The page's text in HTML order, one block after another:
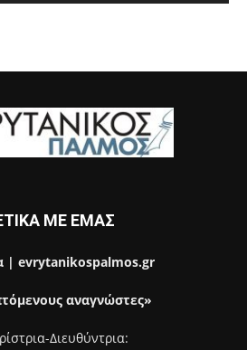
ΜΕ ΕΜΑΣ
| evrytanikospalmos.gr
αναγνώστες»
Διευθύντρια: